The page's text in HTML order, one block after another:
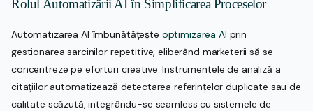
Rolul Automatizării AI în Simplificarea Proceselor
Automatizarea AI îmbunătățește optimizarea AI prin
gestionarea sarcinilor repetitive, eliberând marketerii să se
concentreze pe eforturi creative. Instrumentele de analiză a
citațiilor automatizează detectarea referințelor duplicate sau de
calitate scăzută, integrându-se seamless cu sistemele de